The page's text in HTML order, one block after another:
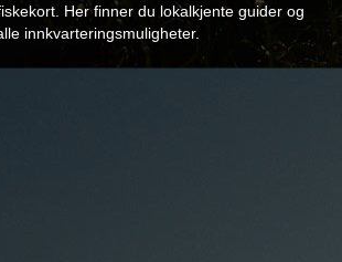
Her finner du lokalkjente guider og
innkvarteringsmuligheter.